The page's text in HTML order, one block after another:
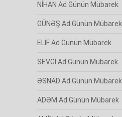
NİHAN Ad Günün Mübarek
GÜNƏŞ Ad Günün Mübarek
ELİF Ad Günün Mübarek
SEVGİ Ad Günün Mübarek
ƏSNAD Ad Günün Mübarek
ADƏM Ad Günün Mübarek